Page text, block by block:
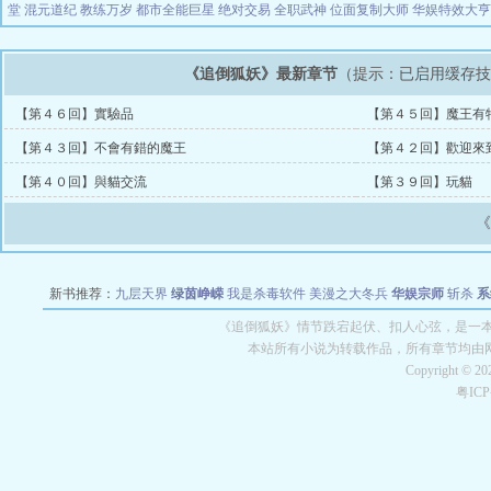
堂 混元道纪 教练万岁 都市全能巨星 绝对交易 全职武神 位面复制大师 华娱特效大亨
《追倒狐妖》最新章节 （提示：已启用缓存
【第４６回】實驗品 【第４５回】魔王有
【第４３回】不會有錯的魔王 【第４２回】歡迎來
【第４０回】與貓交流 【第３９回】玩貓
新书推荐： 九层天界 绿茵峥嵘 我是杀毒软件 美漫之大冬兵 华娱宗师 斩杀
教练万岁 都市全能巨星 绝对交易 全职武神 位面复
《追倒狐妖》情节跌宕起伏、扣人心弦，是
本站所有小说为转载作品，所有章节均
Copyright ©
粤